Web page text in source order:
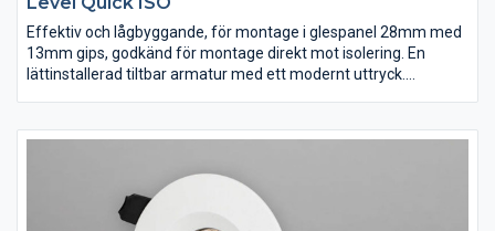
Effektiv och lågbyggande, för montage i glespanel 28mm med
13mm gips, godkänd för montage direkt mot isolering. En
lättinstallerad tiltbar armatur med ett modernt uttryck.
montage både inne och ute. Fasdimringsbart drivdon, 3-polig
kabel eller flexslang 16mm. Dimbar med de vanligaste
dimrarna på marknaden.